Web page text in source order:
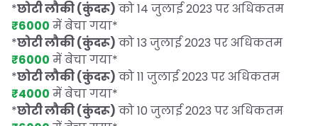
*छोटी लौकी (कुंदरू) को 14 जुलाई 2023 पर अधिकतम
₹6000 में बेचा गया*
*छोटी लौकी (कुंदरू) को 13 जुलाई 2023 पर अधिकतम
₹6000 में बेचा गया*
*छोटी लौकी (कुंदरू) को 11 जुलाई 2023 पर अधिकतम
₹4000 में बेचा गया*
*छोटी लौकी (कुंदरू) को 10 जुलाई 2023 पर अधिकतम